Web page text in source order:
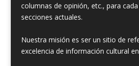
columnas de opinión, etc., para
secciones actuales.
Nuestra misión es ser un sitio de
excelencia de información cultural